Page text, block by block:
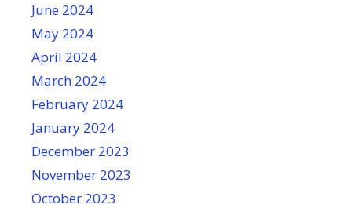
June 2024
May 2024
April 2024
March 2024
February 2024
January 2024
December 2023
November 2023
October 2023